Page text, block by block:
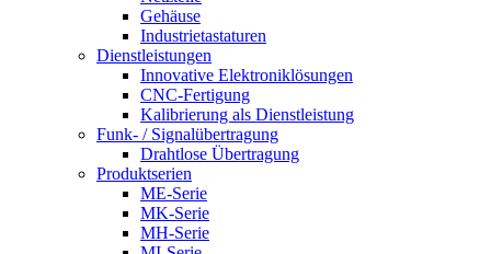
Gehäuse
Industrietastaturen
Dienstleistungen
Innovative Elektroniklösungen
CNC-Fertigung
Kalibrierung als Dienstleistung
Funk- / Signalübertragung
Drahtlose Übertragung
Produktserien
ME-Serie
MK-Serie
MH-Serie